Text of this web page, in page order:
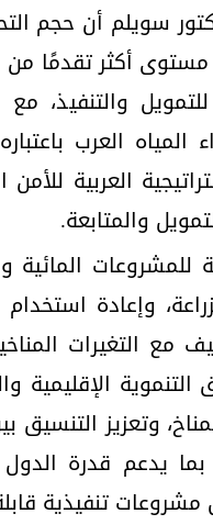
سويلم أن حجم
مستوى أكثر تقدمًا
والتنفيذ، مع
العرب باعتباره
العربية
والمتابعة.
المائية
وإعادة استخدام
مع التغيرات
الإقليمية
وتعزيز التنسيق
بما يدعم قدرة
تنفيذية